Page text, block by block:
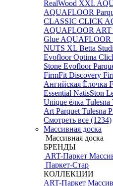
RealWood XXL
AQUAFLOOR
CLASSIC CLICK
AQUAFLOOR ART
Glue AQUAFLOOR
NUTS XL Betta
Evofloor Optima
Stone Evofloor
FirmFit Discovery
Ангийская Ёлочка
Essential NatisSton
Unique ёлка Tulesna
Art Parquet Tulesna
Смотреть все (1234)
Массивная доска
Массивная доска
БРЕНДЫ
ART-Паркет
Паркет-Стар
КОЛЛЕКЦИИ
ART-Паркет